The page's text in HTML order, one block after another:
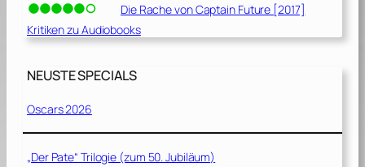
Die Rache von Captain Future [2017]
Kritiken zu Audiobooks
NEUSTE SPECIALS
Oscars 2026
„Der Pate“ Trilogie (zum 50. Jubiläum)